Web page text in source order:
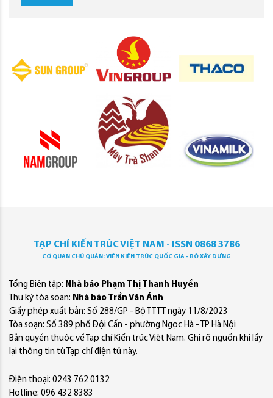
TẠP CHÍ KIẾN TRÚC VIỆT NAM - ISSN 0868 3786
CƠ QUAN CHỦ QUẢN: VIỆN KIẾN TRÚC QUỐC GIA - BỘ XÂY DỰNG
Tổng Biên tập: Nhà báo Phạm Thị Thanh Huyền
Thư ký tòa soạn: Nhà báo Trần Văn Ánh
Giấy phép xuất bản: Số 288/GP - Bộ TTTT ngày 11/8/2023
Tòa soạn: Số 389 phố Đội Cấn - phường Ngọc Hà - TP Hà Nội
Bản quyền thuộc về Tạp chí Kiến trúc Việt Nam. Ghi rõ nguồn khi lấy
lại thông tin từ Tạp chí điện tử này.
Điện thoại: 0243 762 0132
Hotline: 096 432 8383